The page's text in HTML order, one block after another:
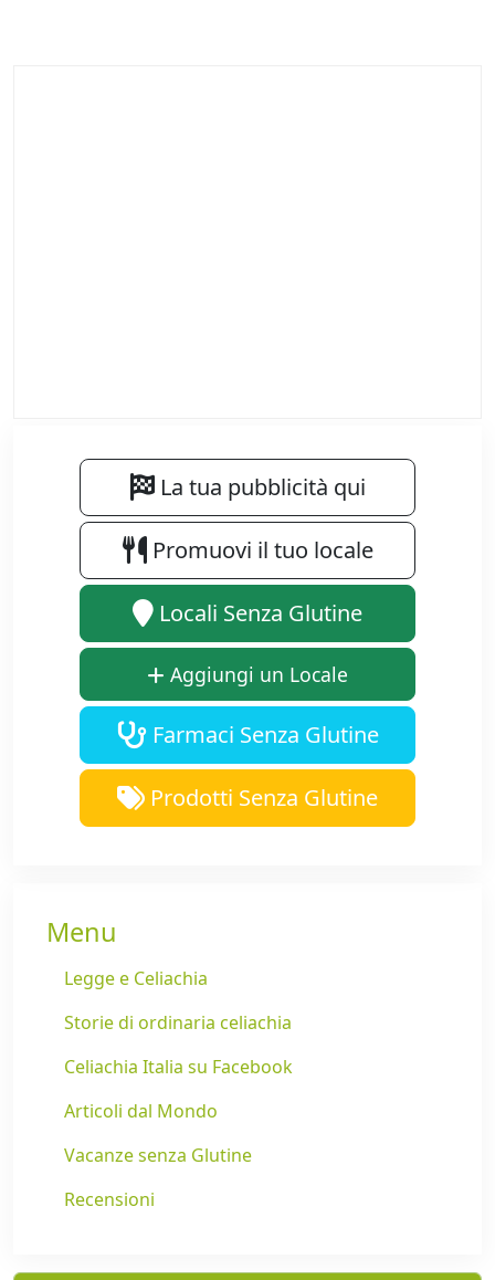
La tua pubblicità qui
Promuovi il tuo locale
Locali Senza Glutine
Aggiungi un Locale
Farmaci Senza Glutine
Prodotti Senza Glutine
Menu
Legge e Celiachia
Storie di ordinaria celiachia
Celiachia Italia su Facebook
Articoli dal Mondo
Vacanze senza Glutine
Recensioni